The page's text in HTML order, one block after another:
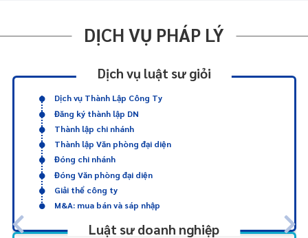
DỊCH VỤ PHÁP LÝ
Dịch vụ luật sư giỏi
Dịch vụ Thành Lập Công Ty
Đăng ký thành lập DN
Thành lập chi nhánh
Thành lập Văn phòng đại diện
Đóng chi nhánh
Đóng Văn phòng đại diện
Giải thể công ty
M&A: mua bán và sáp nhập
Luật sư doanh nghiệp